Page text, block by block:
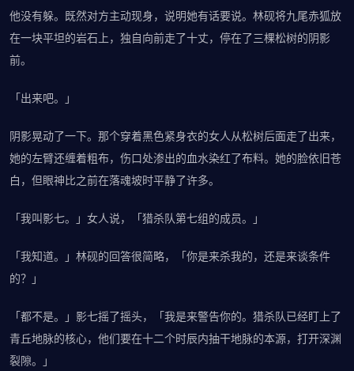
他没有躲。既然对方主动现身，说明她有话要说。林砚将九尾赤狐放
在一块平坦的岩石上，独自向前走了十丈，停在了三棵松树的阴影
前。
「出来吧。」
阴影晃动了一下。那个穿着黑色紧身衣的女人从松树后面走了出来，
她的左臂还缠着粗布，伤口处渗出的血水染红了布料。她的脸依旧苍
白，但眼神比之前在落魂坡时平静了许多。
「我叫影七。」女人说，「猎杀队第七组的成员。」
「我知道。」林砚的回答很简略，「你是来杀我的，还是来谈条件
的？」
「都不是。」影七摇了摇头，「我是来警告你的。猎杀队已经盯上了
青丘地脉的核心，他们要在十二个时辰内抽干地脉的本源，打开深渊
裂隙。」